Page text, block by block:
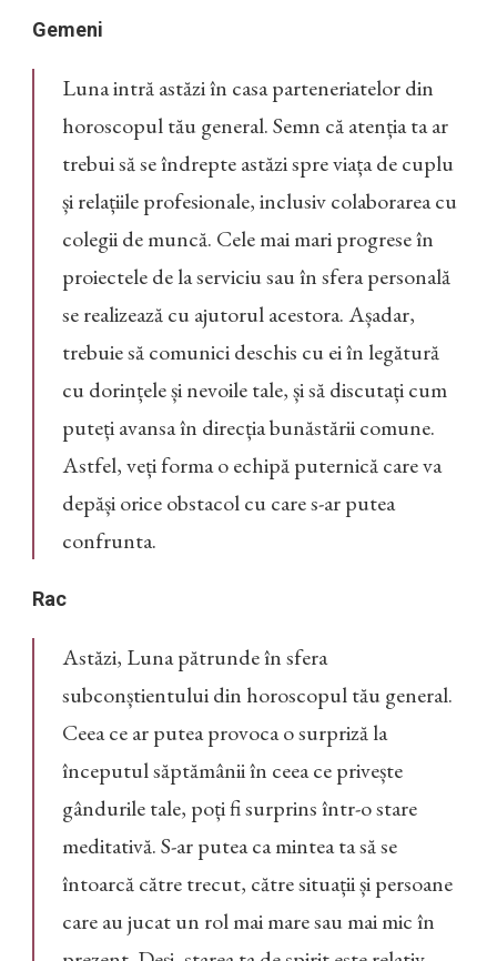
Gemeni
Luna intră astăzi în casa parteneriatelor din
horoscopul tău general. Semn că atenția ta ar
trebui să se îndrepte astăzi spre viața de cuplu
și relațiile profesionale, inclusiv colaborarea cu
colegii de muncă. Cele mai mari progrese în
proiectele de la serviciu sau în sfera personală
se realizează cu ajutorul acestora. Așadar,
trebuie să comunici deschis cu ei în legătură
cu dorințele și nevoile tale, și să discutați cum
puteți avansa în direcția bunăstării comune.
Astfel, veți forma o echipă puternică care va
depăși orice obstacol cu care s-ar putea
confrunta.
Rac
Astăzi, Luna pătrunde în sfera
subconștientului din horoscopul tău general.
Ceea ce ar putea provoca o surpriză la
începutul săptămânii în ceea ce privește
gândurile tale, poți fi surprins într-o stare
meditativă. S-ar putea ca mintea ta să se
întoarcă către trecut, către situații și persoane
care au jucat un rol mai mare sau mai mic în